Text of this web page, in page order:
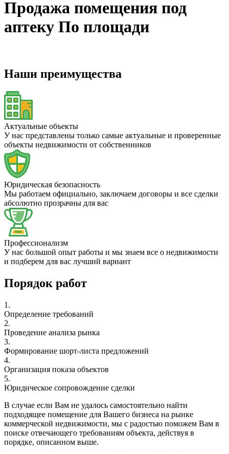
Продажа помещения под
аптеку По площади
Наши преимущества
Актуальные объекты
У нас представлены только самые актуальные и проверенные
объекты недвижимости от собственников
Юридическая безопасность
Мы работаем официально, заключаем договоры и все сделки
абсолютно прозрачны для вас
Профессионализм
У нас большой опыт работы и мы знаем все о недвижимости
и подберем для вас лучший вариант
Порядок работ
1.
Определение требований
2.
Проведение анализа рынка
3.
Формирование шорт-листа предложений
4.
Организация показа объектов
5.
Юридическое сопровождение сделки
В случае если Вам не удалось самостоятельно найти
подходящее помещение для Вашего бизнеса на рынке
коммерческой недвижимости, мы с радостью поможем Вам в
поиске отвечающего требованиям объекта, действуя в
порядке, описанном выше.